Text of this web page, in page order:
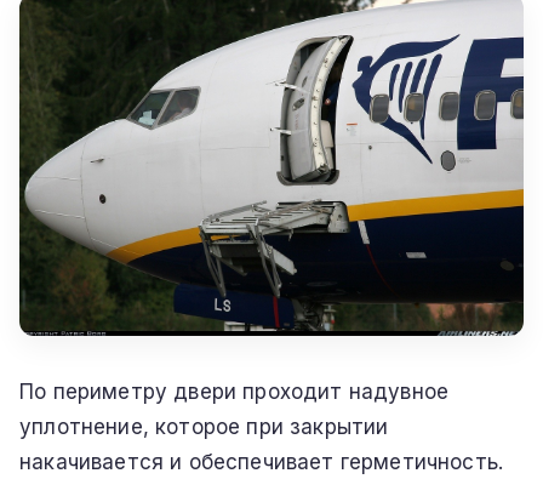
По периметру двери проходит надувное
уплотнение, которое при закрытии
накачивается и обеспечивает герметичность.